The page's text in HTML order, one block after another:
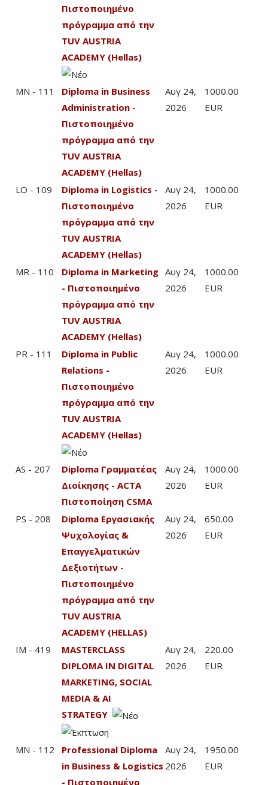
Πιστοποιημένο
πρόγραμμα από την
TUV AUSTRIA
ACADEMY (Hellas)
MN - 111
Diploma in Business
Administration -
Πιστοποιημένο
πρόγραμμα από την
TUV AUSTRIA
ACADEMY (Hellas)
Αυγ 24,
2026
1000.00
EUR
LO - 109
Diploma in Logistics -
Πιστοποιημένο
πρόγραμμα από την
TUV AUSTRIA
ACADEMY (Hellas)
Αυγ 24,
2026
1000.00
EUR
MR - 110
Diploma in Marketing
- Πιστοποιημένο
πρόγραμμα από την
TUV AUSTRIA
ACADEMY (Hellas)
Αυγ 24,
2026
1000.00
EUR
PR - 111
Diploma in Public
Relations -
Πιστοποιημένο
πρόγραμμα από την
TUV AUSTRIA
ACADEMY (Hellas)
Αυγ 24,
2026
1000.00
EUR
AS - 207
Diploma Γραμματέας
Διοίκησης - ACTA
Πιστοποίηση CSMA
Αυγ 24,
2026
1000.00
EUR
PS - 208
Diploma Εργασιακής
Ψυχολογίας &
Επαγγελματικών
Δεξιοτήτων -
Πιστοποιημένο
πρόγραμμα από την
TUV AUSTRIA
ACADEMY (HELLAS)
Αυγ 24,
2026
650.00
EUR
IM - 419
MASTERCLASS
DIPLOMA IN DIGITAL
MARKETING, SOCIAL
MEDIA & AI
STRATEGY
Αυγ 24,
2026
220.00
EUR
MN - 112
Professional Diploma
in Business & Logistics
- Πιστοποιημένο
Αυγ 24,
2026
1950.00
EUR